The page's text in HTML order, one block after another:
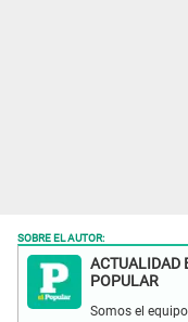
SOBRE EL AUTOR:
ACTUALIDAD
POPULAR
Somos el